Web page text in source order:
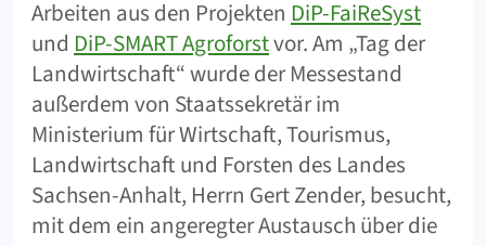
Arbeiten aus den Projekten DiP-FaiReSyst
und DiP-SMART Agroforstvor. Am „Tag der
Landwirtschaft“ wurde der Messestand
außerdem von Staatssekretär im
Ministerium für Wirtschaft, Tourismus,
Landwirtschaft und Forsten des Landes
Sachsen-Anhalt, Herrn Gert Zender, besucht,
mit dem ein angeregter Austausch über die